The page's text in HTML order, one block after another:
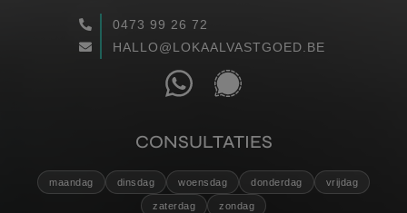
0473 99 26 72
HALLO@LOKAALVASTGOED.BE
CONSULTATIES
maandag dinsdag woensdag donderdag vrijdag
zaterdag zondag